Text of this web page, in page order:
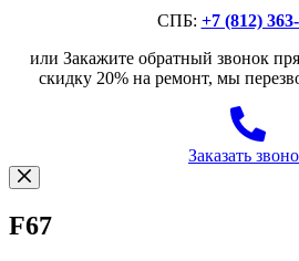
СПБ: +7 (812)
или Закажите обратный звонок
скидку 20% на ремонт, мы
Заказать
F67